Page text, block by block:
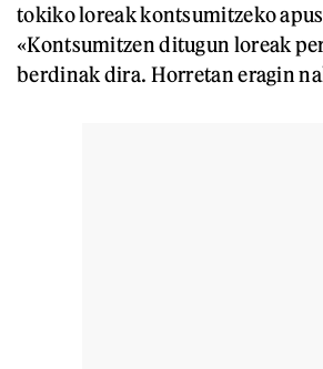
tokiko loreak kontsumitzeko
«Kontsumitzen ditugun loreak
berdinak dira. Horretan eragin